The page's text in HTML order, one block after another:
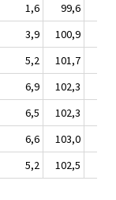
1,6 99,6
3,9 100,9
5,2 101,7
6,9 102,3
6,5 102,3
6,6 103,0
5,2 102,5